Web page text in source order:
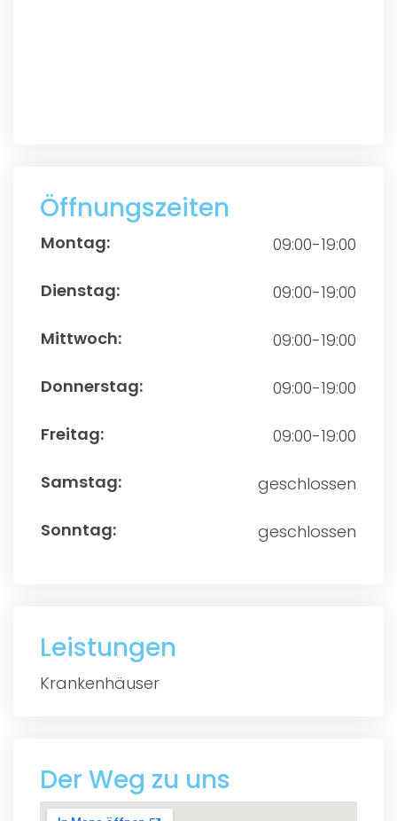
Öffnungszeiten
09:00-19:00
09:00-19:00
09:00-19:00
09:00-19:00
09:00-19:00
geschlossen
geschlossen
Leistungen
Krankenhäuser
Der Weg zu uns